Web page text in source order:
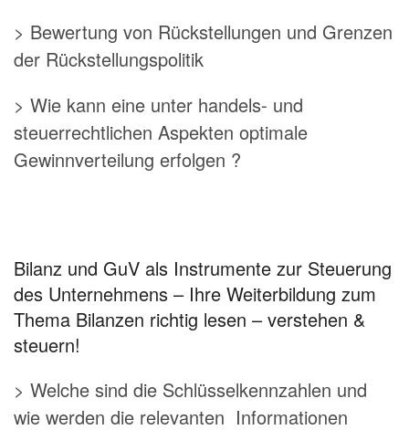
> Bewertung von Rückstellungen und Grenzen
der Rückstellungspolitik
> Wie kann eine unter handels- und
steuerrechtlichen Aspekten optimale
Gewinnverteilung erfolgen ?
Bilanz und GuV als Instrumente zur Steuerung
des Unternehmens – Ihre Weiterbildung zum
Thema Bilanzen richtig lesen – verstehen &
steuern!
> Welche sind die Schlüsselkennzahlen und
wie werden die relevanten Informationen